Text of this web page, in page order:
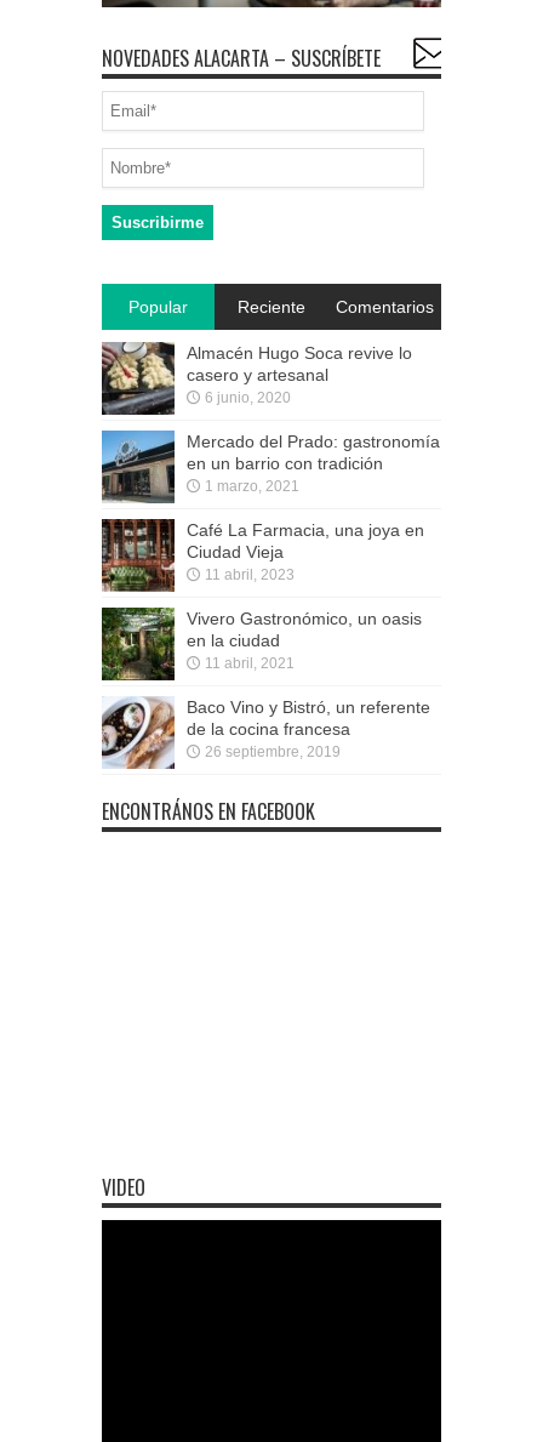
NOVEDADES ALACARTA – SUSCRÍBETE
Popular Reciente Comentarios
Almacén Hugo Soca revive lo
casero y artesanal
6 junio, 2020
Mercado del Prado: gastronomía
en un barrio con tradición
1 marzo, 2021
Café La Farmacia, una joya en
Ciudad Vieja
11 abril, 2023
Vivero Gastronómico, un oasis
en la ciudad
11 abril, 2021
Baco Vino y Bistró, un referente
de la cocina francesa
26 septiembre, 2019
ENCONTRÁNOS EN FACEBOOK
VIDEO